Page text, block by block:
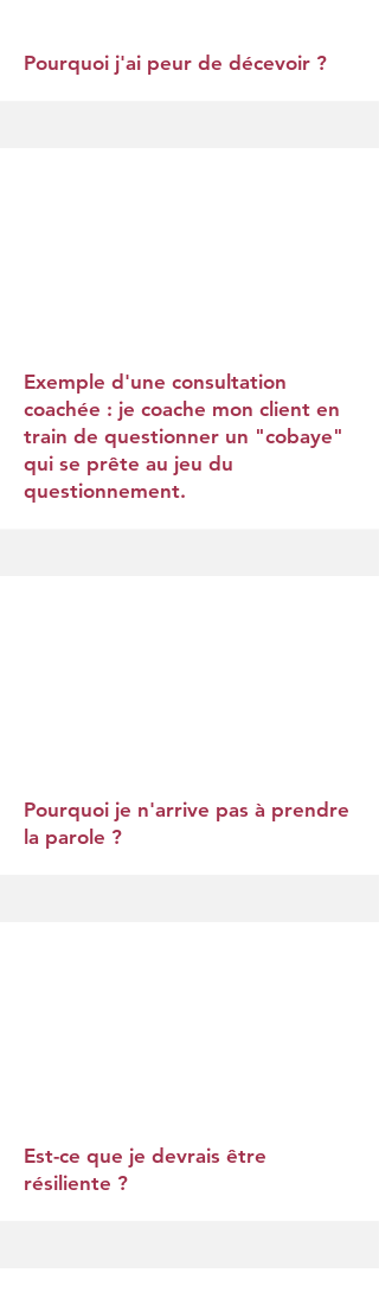
Pourquoi j'ai peur de décevoir ?
Exemple d'une consultation
coachée : je coache mon client en
train de questionner un "cobaye"
qui se prête au jeu du
questionnement.
Pourquoi je n'arrive pas à prendre
la parole ?
Est-ce que je devrais être
résiliente ?